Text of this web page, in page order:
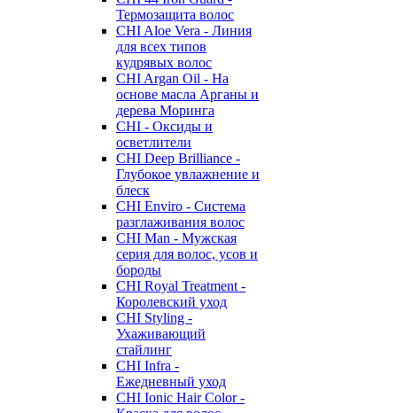
Термозащита волос
CHI Aloe Vera - Линия
для всех типов
кудрявых волос
CHI Argan Oil - На
основе масла Арганы и
дерева Моринга
CHI - Оксиды и
осветлители
CHI Deep Brilliance -
Глубокое увлажнение и
блеск
CHI Enviro - Система
разглаживания волос
CHI Man - Мужская
серия для волос, усов и
бороды
CHI Royal Treatment -
Королевский уход
CHI Styling -
Ухаживающий
стайлинг
CHI Infra -
Ежедневный уход
CHI Ionic Hair Color -